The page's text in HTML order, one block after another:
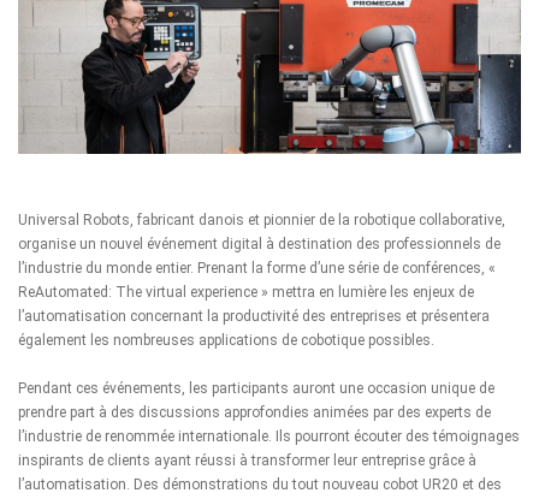
Universal Robots, fabricant danois et pionnier de la robotique collaborative,
organise un nouvel événement digital à destination des professionnels de
l’industrie du monde entier. Prenant la forme d’une série de conférences, «
ReAutomated: The virtual experience » mettra en lumière les enjeux de
l’automatisation concernant la productivité des entreprises et présentera
également les nombreuses applications de cobotique possibles.
Pendant ces événements, les participants auront une occasion unique de
prendre part à des discussions approfondies animées par des experts de
l’industrie de renommée internationale. Ils pourront écouter des témoignages
inspirants de clients ayant réussi à transformer leur entreprise grâce à
l’automatisation. Des démonstrations du tout nouveau cobot UR20 et des